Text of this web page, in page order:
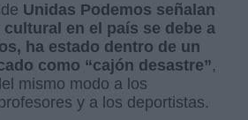
Unidas Podemos señalan
en el país se debe a
ha estado dentro de un
como “cajón desastre”,
mismo modo a los
y a los deportistas.